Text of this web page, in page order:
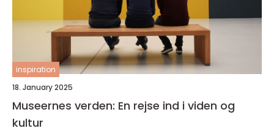
inspiration
18. January 2025
Museernes verden: En rejse ind i viden og
kultur